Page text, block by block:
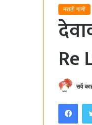
मराठी गाणी
Re
सर्व